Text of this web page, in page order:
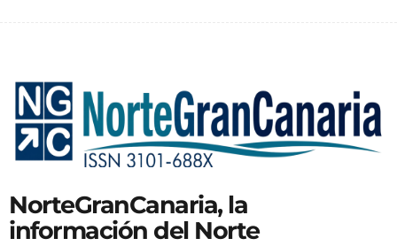
NorteGranCanaria, la
información del Norte